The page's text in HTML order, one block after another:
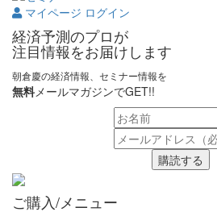
マイページ ログイン
経済予測のプロが
注目情報をお届けします
朝倉慶の経済情報、セミナー情報を
無料 メールマガジンでGET!!
購読する
ご購入/メニュー